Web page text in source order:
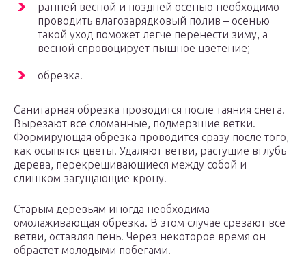
ранней весной и поздней осенью необходимо
проводить влагозарядковый полив – осенью
такой уход поможет легче перенести зиму, а
весной спровоцирует пышное цветение;
обрезка.
Санитарная обрезка проводится после таяния снега.
Вырезают все сломанные, подмерзшие ветки.
Формирующая обрезка проводится сразу после того,
как осыпятся цветы. Удаляют ветви, растущие вглубь
дерева, перекрещивающиеся между собой и
слишком загущающие крону.
Старым деревьям иногда необходима
омолаживающая обрезка. В этом случае срезают все
ветви, оставляя пень. Через некоторое время он
обрастет молодыми побегами.